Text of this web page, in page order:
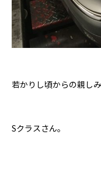
若かりし頃からの親し
Sクラスさん。